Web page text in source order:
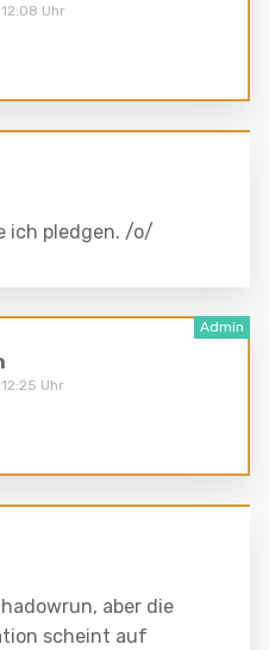
Uhr
ich pledgen. /o/
Uhr
aber die
scheint auf